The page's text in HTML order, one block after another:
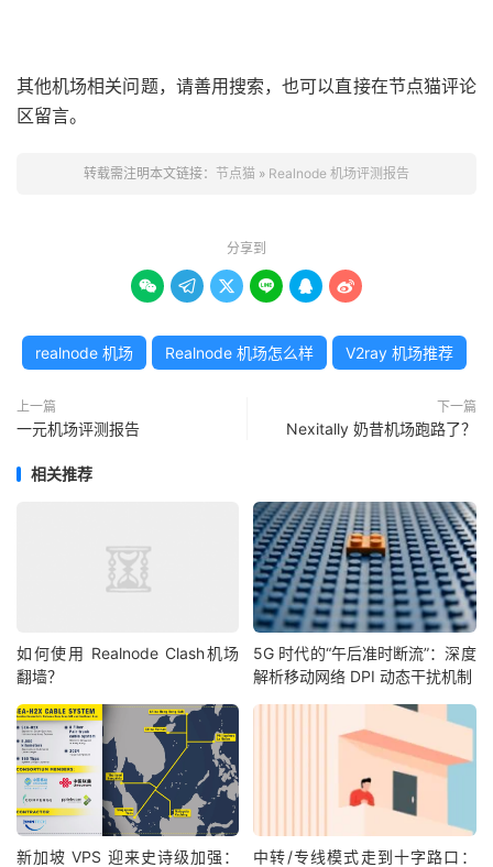
其他机场相关问题，请善用搜索，也可以直接在节点猫评论
区留言。
转载需注明本文链接： 节点猫 » Realnode 机场评测报告
分享到
     
realnode 机场 Realnode 机场怎么样 V2ray 机场推荐
上一篇
一元机场评测报告
下一篇
Nexitally 奶昔机场跑路了？
相关推荐
如何使用 Realnode Clash机场
翻墙？
5G 时代的“午后准时断流”：深度
解析移动网络 DPI 动态干扰机制
新加坡 VPS 迎来史诗级加强：
中转/专线模式走到十字路口：